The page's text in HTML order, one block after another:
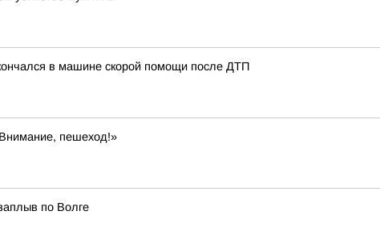
в машине скорой помощи после ДТП
пешеход!»
по Волге